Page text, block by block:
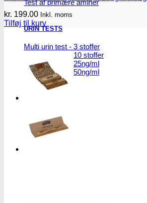
Test af primære aminer
URIN TESTS
Multi urin test - 3 stoffer
Multi urin test - 10 stoffer
THC urin test - 25ng/ml
THC urin test - 50ng/ml
kr. 199.00 Inkl. moms
Tilføj til kurv